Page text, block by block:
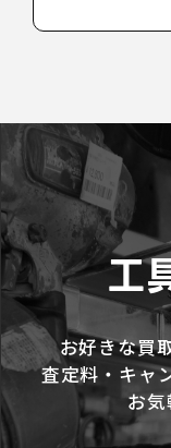
工
お好きな買
査定料・キャ
お気
LINE査定